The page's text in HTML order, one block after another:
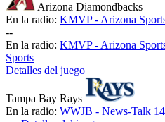
Arizona Diamondbacks
En la radio: KMVP - Arizona
--
En la radio: KMVP - Arizona
Sports
Detalles del juego
Tampa Bay Rays
En la radio: WWJB - News-Talk